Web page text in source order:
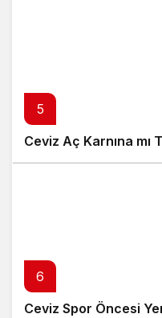
5
Ceviz Aç Karnına mı
6
Ceviz Spor Öncesi